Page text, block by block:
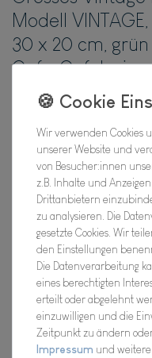
Modell
30 x 20 cm,
Cafe, Cafeteria
Hersteller
Artikel Nr.:
9,01 EUR
Inhalt1Stück
Wir verwenden Cookies
unserer Website und
von Besucher:innen
z.B. Inhalte und
Drittanbietern
zu analysieren. Die
gesetzte Cookies. Wir
den Einstellungen
Die Datenverarbeitung
eines berechtigten
erteilt oder abgelehnt
einzuwilligen und die
Zeitpunkt zu ändern
Impressum und